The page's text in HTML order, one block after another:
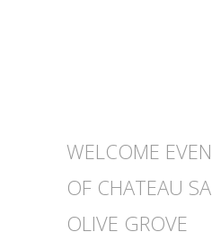
WELCOME
OF CHATEAU
OLIVE GROVE